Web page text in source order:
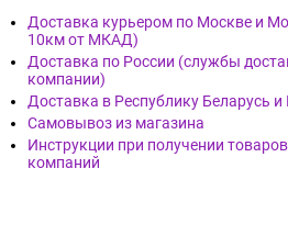
Доставка курьером по Москве и
10км от МКАД)
Доставка по России (службы
компании)
Доставка в Республику Беларусь и
Самовывоз из магазина
Инструкции при получении
компаний